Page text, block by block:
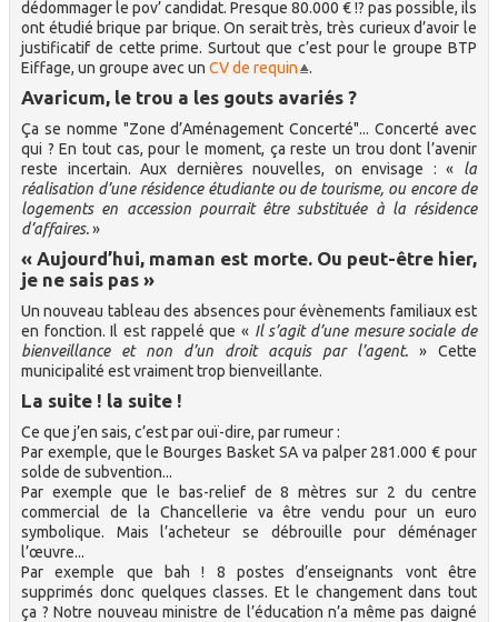
dédommager le pov’ candidat. Presque 80.000 € !? pas possible, ils
ont étudié brique par brique. On serait très, très curieux d’avoir le
justificatif de cette prime. Surtout que c’est pour le groupe BTP
Eiffage, un groupe avec un CV de requin .
Avaricum, le trou a les gouts avariés ?
Ça se nomme "Zone d’Aménagement Concerté"... Concerté avec
qui ? En tout cas, pour le moment, ça reste un trou dont l’avenir
reste incertain. Aux dernières nouvelles, on envisage : « la
réalisation d’une résidence étudiante ou de tourisme, ou encore de
logements en accession pourrait être substituée à la résidence
d’affaires.»
« Aujourd’hui, maman est morte. Ou peut-être hier,
je ne sais pas »
Un nouveau tableau des absences pour évènements familiaux est
en fonction. Il est rappelé que « Il s’agit d’une mesure sociale de
bienveillance et non d’un droit acquis par l’agent. » Cette
municipalité est vraiment trop bienveillante.
La suite ! la suite !
Ce que j’en sais, c’est par ouï-dire, par rumeur :
Par exemple, que le Bourges Basket SA va palper 281.000 € pour
solde de subvention...
Par exemple que le bas-relief de 8 mètres sur 2 du centre
commercial de la Chancellerie va être vendu pour un euro
symbolique. Mais l’acheteur se débrouille pour déménager
l’œuvre...
Par exemple que bah ! 8 postes d’enseignants vont être
supprimés donc quelques classes. Et le changement dans tout
ça ? Notre nouveau ministre de l’éducation n’a même pas daigné